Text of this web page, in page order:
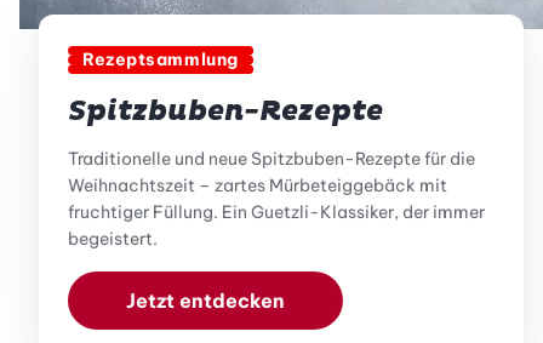
Rezeptsammlung
Spitzbuben-Rezepte
Traditionelle und neue Spitzbuben-Rezepte für die
Weihnachtszeit – zartes Mürbeteiggebäck mit
fruchtiger Füllung. Ein Guetzli-Klassiker, der immer
begeistert.
Jetzt entdecken